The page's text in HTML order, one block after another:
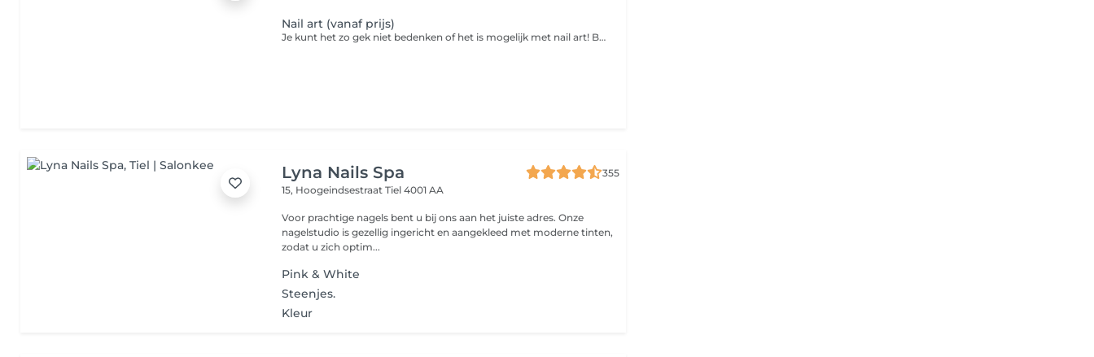
Nail art (vanaf prijs)
Je kunt het zo gek niet bedenken of het is mogelijk met nail art! Bovendien is het een makkelijke en betaalbare manier om je look net dat beetje extra te geven. Of je nu voor een opvallende animal print gaat, een zelf ontworpen design of voor een subtiel glittertje, nail art maakt een feestje van je nagels.
Lyna Nails Spa
355
15, HoogeindsestraatTiel 4001 AA
Voor prachtige nagels bent u bij ons aan het juiste adres. Onze
nagelstudio is gezellig ingericht en aangekleed met moderne tinten,
zodat u zich optim...
Pink & White
Steenjes.
Kleur